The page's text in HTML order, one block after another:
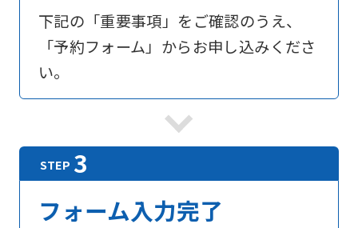
下記の「重要事項」をご確認のうえ、
「予約フォーム」からお申し込みくださ
い。
フォーム入力完了